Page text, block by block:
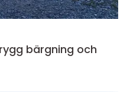
bärgning och